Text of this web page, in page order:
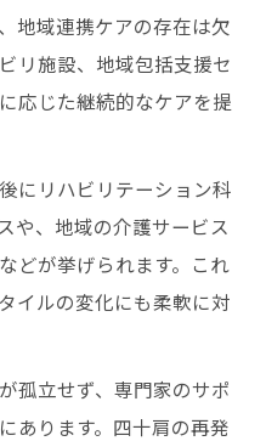
地域連携ケアの存在は欠
リ施設、地域包括支援セ
応じた継続的なケアを提
にリハビリテーション科
や、地域の介護サービス
どが挙げられます。これ
イルの変化にも柔軟に対
孤立せず、専門家のサポ
あります。四十肩の再発